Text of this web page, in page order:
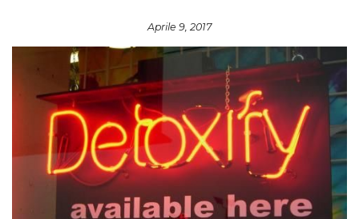
Aprile 9, 2017